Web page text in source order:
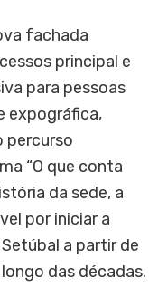
fachada
principal e
para pessoas
expográfica,
percurso
“O que conta
da sede, a
por iniciar a
a partir de
das décadas.